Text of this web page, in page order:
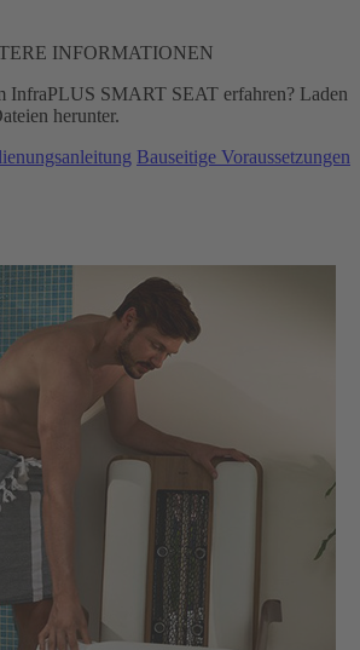
INFORMATIONEN
InfraPLUS SMART SEAT erfahren? Laden
herunter.
Bauseitige Voraussetzungen